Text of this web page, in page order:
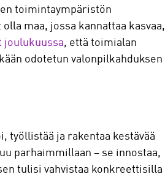
toimintaympäristön
maa, jossa kannattaa kasvaa,
joulukuussa, että toimialan
odotetun valonpilkahduksen
työllistää ja rakentaa kestävää
parhaimmillaan – se innostaa,
tulisi vahvistaa konkreettisilla